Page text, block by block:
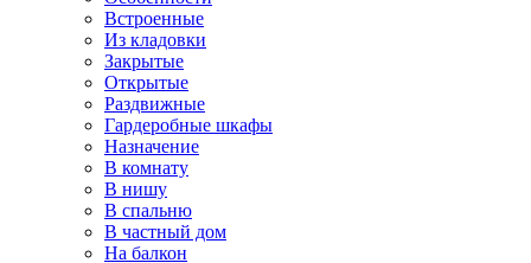
Встроенные
Из кладовки
Закрытые
Открытые
Раздвижные
Гардеробные шкафы
Назначение
В комнату
В нишу
В спальню
В частный дом
На балкон